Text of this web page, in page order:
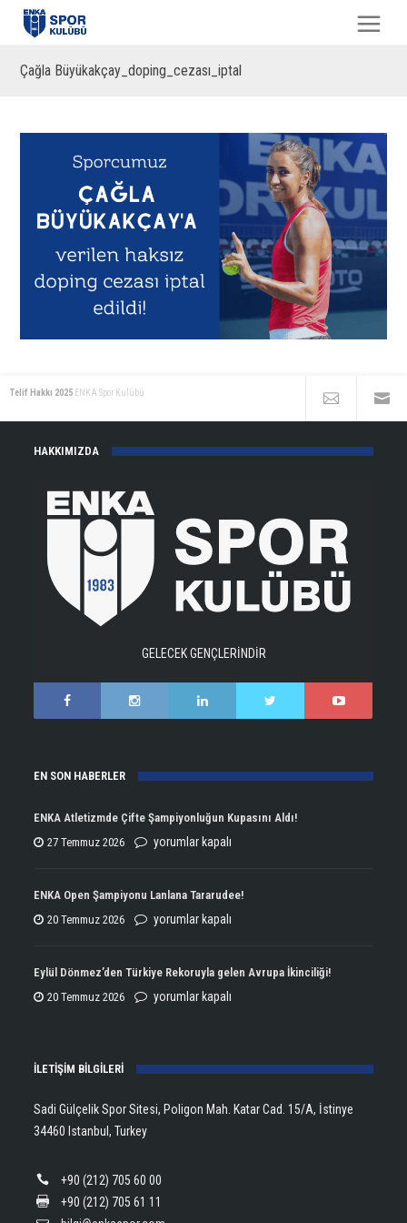
Çağla Büyükakçay_doping_cezası_iptal
Telif Hakkı 2025 ENKA Spor Kulübü
HAKKIMIZDA
GELECEK GENÇLERİNDİR
EN SON HABERLER
ENKA Atletizmde Çifte Şampiyonluğun Kupasını Aldı!
27 Temmuz 2026
ENKA
Çifte
Şampiyonluğun
yorumlar kapalı
ENKA Open Şampiyonu Lanlana Tararudee!
20 Temmuz 2026
ENKA
Şampiyonu
Lanlana
yorumlar kapalı
Eylül Dönmez’den Türkiye Rekoruyla gelen Avrupa İkinciliği!
20 Temmuz 2026
Eylül
Rekoruyla
Avrupa
yorumlar kapalı
İLETİŞİM BİLGİLERİ
Sadi Gülçelik Spor Sitesi, Poligon Mah. Katar Cad. 15/A, İstinye
34460 Istanbul, Turkey
+90 (212) 705 60 00
+90 (212) 705 61 11